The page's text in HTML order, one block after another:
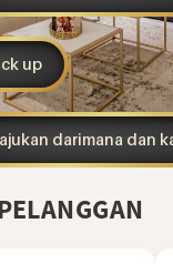
up
darimana dan